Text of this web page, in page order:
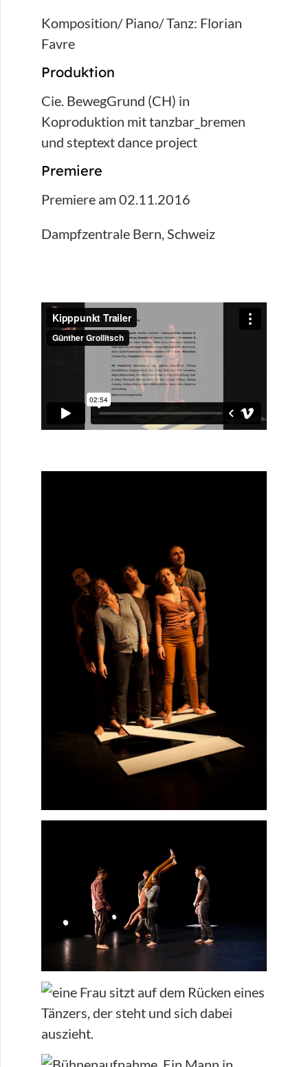
Komposition/ Piano/ Tanz: Florian
Favre
Produktion
Cie. BewegGrund (CH) in
Koproduktion mit tanzbar_bremen
und steptext dance project
Premiere
Premiere am 02.11.2016
Dampfzentrale Bern, Schweiz